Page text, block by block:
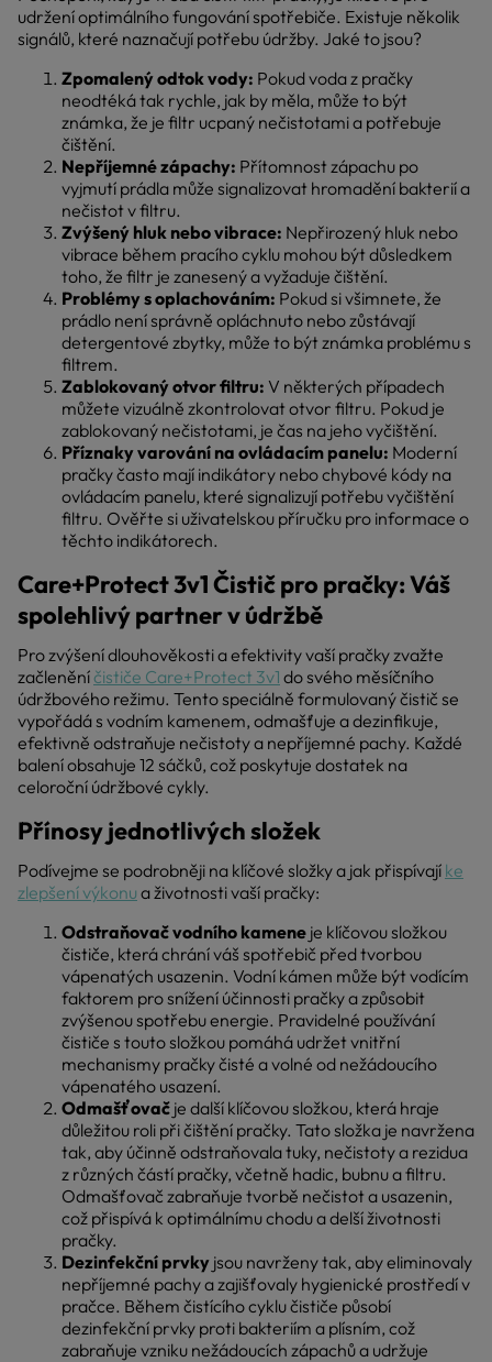
udržení optimálního fungování spotřebiče. Existuje několik
signálů, které naznačují potřebu údržby. Jaké to jsou?
Zpomalený odtok vody: Pokud voda z pračky
neodtéká tak rychle, jak by měla, může to být
známka, že je filtr ucpaný nečistotami a potřebuje
čištění.
Nepříjemné zápachy: Přítomnost zápachu po
vyjmutí prádla může signalizovat hromadění bakterií a
nečistot v filtru.
Zvýšený hluk nebo vibrace: Nepřirozený hluk nebo
vibrace během pracího cyklu mohou být důsledkem
toho, že filtr je zanesený a vyžaduje čištění.
Problémy s oplachováním: Pokud si všimnete, že
prádlo není správně opláchnuto nebo zůstávají
detergentové zbytky, může to být známka problému s
filtrem.
Zablokovaný otvor filtru: V některých případech
můžete vizuálně zkontrolovat otvor filtru. Pokud je
zablokovaný nečistotami, je čas na jeho vyčištění.
Příznaky varování na ovládacím panelu: Moderní
pračky často mají indikátory nebo chybové kódy na
ovládacím panelu, které signalizují potřebu vyčištění
filtru. Ověřte si uživatelskou příručku pro informace o
těchto indikátorech.
Care+Protect 3v1 Čistič pro pračky: Váš
spolehlivý partner v údržbě
Pro zvýšení dlouhověkosti a efektivity vaší pračky zvažte
začleněníčističe Care+Protect 3v1 do svého měsíčního
údržbového režimu. Tento speciálně formulovaný čistič se
vypořádá s vodním kamenem, odmašťuje a dezinfikuje,
efektivně odstraňuje nečistoty a nepříjemné pachy. Každé
balení obsahuje 12 sáčků, což poskytuje dostatek na
celoroční údržbové cykly.
Přínosy jednotlivých složek
Podívejme se podrobněji na klíčové složky a jak přispívají ke
zlepšení výkonu a životnosti vaší pračky:
Odstraňovač vodního kamene je klíčovou složkou
čističe, která chrání váš spotřebič před tvorbou
vápenatých usazenin. Vodní kámen může být vodícím
faktorem pro snížení účinnosti pračky a způsobit
zvýšenou spotřebu energie. Pravidelné používání
čističe s touto složkou pomáhá udržet vnitřní
mechanismy pračky čisté a volné od nežádoucího
vápenatého usazení.
Odmašťovač je další klíčovou složkou, která hraje
důležitou roli při čištění pračky. Tato složka je navržena
tak, aby účinně odstraňovala tuky, nečistoty a rezidua
z různých částí pračky, včetně hadic, bubnu a filtru.
Odmašťovač zabraňuje tvorbě nečistot a usazenin,
což přispívá k optimálnímu chodu a delší životnosti
pračky.
Dezinfekční prvky jsou navrženy tak, aby eliminovaly
nepříjemné pachy a zajišťovaly hygienické prostředí v
pračce. Během čistícího cyklu čističe působí
dezinfekční prvky proti bakteriím a plísním, což
zabraňuje vzniku nežádoucích zápachů a udržuje